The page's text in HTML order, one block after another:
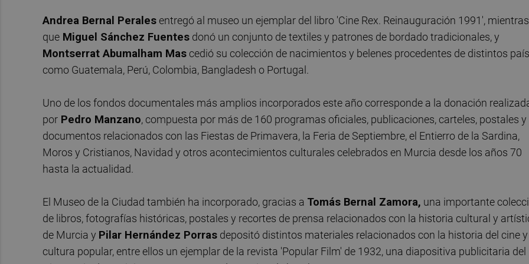
Andrea Bernal Perales entregó al museo un ejemplar del libro 'Cine Rex. Reinauguración 1991', mientras
que Miguel Sánchez Fuentes donó un conjunto de textiles y patrones de bordado tradicionales, y
Montserrat Abumalham Mas cedió su colección de nacimientos y belenes procedentes de distintos
como Guatemala, Perú, Colombia, Bangladesh o Portugal.
Uno de los fondos documentales más amplios incorporados este año corresponde a la donación
por Pedro Manzano, compuesta por más de 160 programas oficiales, publicaciones, carteles, postales y
documentos relacionados con las Fiestas de Primavera, la Feria de Septiembre, el Entierro de la Sardina,
Moros y Cristianos, Navidad y otros acontecimientos culturales celebrados en Murcia desde los años 70
hasta la actualidad.
El Museo de la Ciudad también ha incorporado, gracias a Tomás Bernal Zamora, una importante
de libros, fotografías históricas, postales y recortes de prensa relacionados con la historia cultural y
de Murcia y Pilar Hernández Porras depositó distintos materiales relacionados con la historia del cine
cultura popular, entre ellos un ejemplar de la revista 'Popular Film' de 1932, una diapositiva publicitaria del